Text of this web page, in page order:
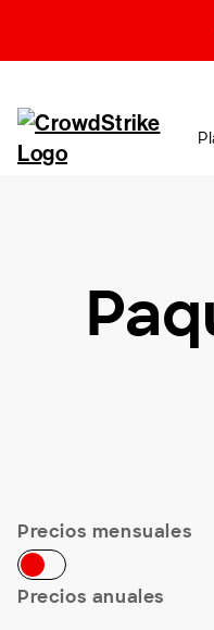
Precios mensuales
Precios anuales